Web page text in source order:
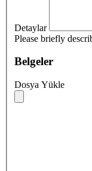
Detaylar
Please briefly
Belgeler
Dosya Yükle